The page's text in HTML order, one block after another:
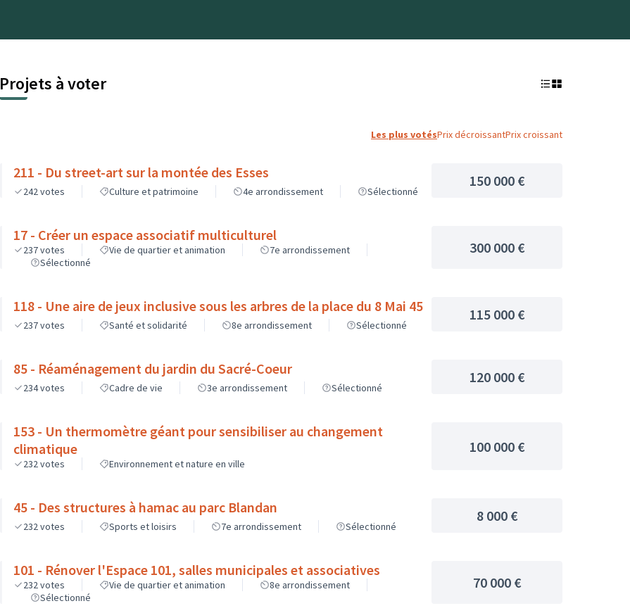
Projets à voter
Les plus votésPrix décroissantPrix croissant
211 - Du street-art sur la montée des Esses
242votes Culture et patrimoine 4e arrondissement Sélectionné
150 000 €
17 - Créer un espace associatif multiculturel
237votes Vie de quartier et animation
7e arrondissement
Sélectionné
300 000 €
118 - Une aire de jeux inclusive sous les arbres de la place du 8 Mai 45
237votes Santé et solidarité 8e arrondissement Sélectionné
115 000 €
85 - Réaménagement du jardin du Sacré-Coeur
234votes Cadre de vie 3e arrondissement Sélectionné
120 000 €
153 - Un thermomètre géant pour sensibiliser au changement
climatique
232votes Environnement et nature en ville
100 000 €
45 - Des structures à hamac au parc Blandan
232votes Sports et loisirs 7e arrondissement Sélectionné
8 000 €
101 - Rénover l'Espace 101, salles municipales et associatives
232votes Vie de quartier et animation
8e arrondissement
Sélectionné
70 000 €